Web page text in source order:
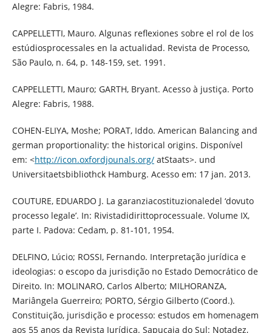
Alegre: Fabris, 1984.
CAPPELLETTI, Mauro. Algunas reflexiones sobre el rol de los
estúdiosprocessales en la actualidad. Revista de Processo,
São Paulo, n. 64, p. 148-159, set. 1991.
CAPPELLETTI, Mauro; GARTH, Bryant. Acesso à justiça. Porto
Alegre: Fabris, 1988.
COHEN-ELIYA, Moshe; PORAT, Iddo. American Balancing and
german proportionality: the historical origins. Disponível
em: <http://icon.oxfordjounals.org/atStaats>. und
Universitaetsbibliothck Hamburg. Acesso em: 17 jan. 2013.
COUTURE, EDUARDO J. La garanziacostituzionaledel ‘dovuto
processo legale’. In: Rivistadidirittoprocessuale. Volume IX,
parte I. Padova: Cedam, p. 81-101, 1954.
DELFINO, Lúcio; ROSSI, Fernando. Interpretação jurídica e
ideologias: o escopo da jurisdição no Estado Democrático de
Direito. In: MOLINARO, Carlos Alberto; MILHORANZA,
Mariângela Guerreiro; PORTO, Sérgio Gilberto (Coord.).
Constituição, jurisdição e processo: estudos em homenagem
aos 55 anos da Revista Jurídica. Sapucaia do Sul: Notadez,